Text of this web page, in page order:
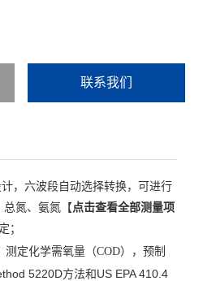
联系我们
，六波段自动选择转换，可进行
总氮、氨氮 【点击查看全部测量项
；
测定化学需氧量（COD），预制
5220D方法和 US EPA 410.4